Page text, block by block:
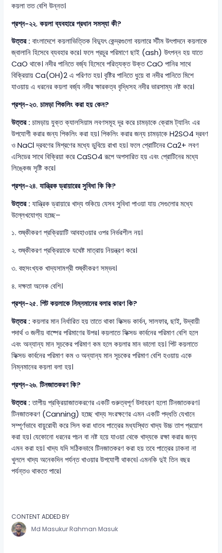
কয়লা তত বেশি উন্নত।
প্রশ্ন-২২. কয়লা ব্যবহারে প্রধান সমস্যা কী?
উত্তর : বাংলাদেশে কয়লাভিত্তিক বিদ্যুৎ কেন্দ্রগুলো বয়লারে স্টীম উৎপাদনে কয়লাকে
জ্বালানি হিসেবে ব্যবহার করে। ফলে প্রচুর পরিমাণে ছাই (ash) উৎপন্ন হয় যাতে
CaO থাকে। নদীর পানিতে বর্জ্য হিসেবে পরিত্যক্ত উক্ত CaO পানির সাথে
বিক্রিয়ায় Ca(OH)2 এ পরিণত হয়। বৃষ্টির পানিতে ধুয়ে বা নদীর পানিতে মিশে
যাওয়ায় এ ধরনের কয়লা বর্জ্য নদীর ক্ষারকত্ব বৃদ্ধিসহ নদীর ভারসাম্য নষ্ট করে।
প্রশ্ন-২৩. চামড়া পিকলিং করা হয় কেন?
উত্তর : চামড়ায় যুক্ত ক্যালসিয়াম লবণসমূহ দূর করে চামড়াকে ক্রোম ট্যানিং এর
উপযোগী করার জন্য পিকলিং করা হয়। পিকলিং করার জন্য চামড়াকে H2SO4 দ্রবণ
ও NaCl দ্রবণের মিশ্রণের মধ্যে ডুবিয়ে রাখা হয়। ফলে প্রোটিনের Ca2+ লবণ
এসিডের সাথে বিক্রিয়া করে CaSO4 রূপে অপসারিত হয় এবং প্রোটিনের মধ্যে
লিঙ্কেজ সৃষ্টি করে।
প্রশ্ন-২৪. যান্ত্রিক ড্রায়ারের সুবিধা কি কি?
উত্তর : যান্ত্রিক ড্রায়ারে খাদ্য শুকিয়ে যেসব সুবিধা পাওয়া যায় সেগুলোর মধ্যে
উল্লেখযোগ্য হচ্ছে–
১. শুষ্কীকরণ প্রক্রিয়াটি আবহাওয়ার ওপর নির্ভরশীল নয়।
২. শুষ্কীকরণ প্রক্রিয়াকে যথেষ্ট মাত্রায় নিয়ন্ত্রণ করে।
৩. বহুসংখ্যক খাদ্যসামগ্রী শুষ্কীকরণ সম্ভব।
৪. দক্ষতা অনেক বেশি।
প্রশ্ন-২৫. পিট কয়লাকে নিম্নমানের বলার কারণ কি?
উত্তর : কয়লার মান নির্ধারিত হয় তাতে থাকা ফিক্সড কার্বন, সালফার, ছাই, উদ্বায়ী
পদার্থ ও জলীয় বাষ্পের পরিমাণের উপর। কয়লাতে ফিক্সড কার্বনের পরিমাণ বেশি হলে
এবং অন্যান্য মান সূচকের পরিমাণ কম হলে কয়লার মান ভালো হয়। পিট কয়লাতে
ফিক্সড কার্বনের পরিমাণ কম ও অন্যান্য মান সূচকের পরিমাণ বেশি হওয়ায় একে
নিম্নমানের কয়লা বলা হয়।
প্রশ্ন-২৬. টিনজাতকরণ কি?
উত্তর : তাপীয় প্রক্রিয়াজাতকরণের একটি গুরুত্বপূর্ণ উদাহরণ হলো টিনজাতকরণ।
টিনজাতকরণ (Canning) হচ্ছে খাদ্য সংরক্ষণের এমন একটি পদ্ধতি যেখানে
সম্পূর্ণভাবে বায়ুরোধী করে সিল করা ধাতব পাত্রের মধ্যস্থিত খাদ্য উচ্চ তাপ প্রয়োগ
করা হয়। যেকোনো ধরনের পচন বা নষ্ট হয়ে যাওয়া থেকে খাদ্যকে রক্ষা করার জন্য
এমন করা হয়। খাদ্য যদি সঠিকভাবে টিনজাতকরণ করা হয় তবে পাত্রের ঢাকনা না
খুললে খাদ্য অনেকদিন পর্যন্ত খাওয়ার উপযোগী থাকবে। এমনকি দুই তিন বছর
পর্যন্তও থাকতে পারে।
CONTENT ADDED BY
Md Masukur Rahman Masuk